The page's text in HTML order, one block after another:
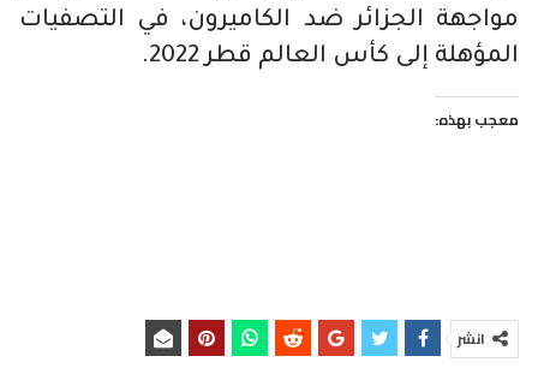
مواجهة الجزائر ضد الكاميرون، في التصفيات
المؤهلة إلى كأس العالم قطر 2022.
معجب بهذه:
انشر